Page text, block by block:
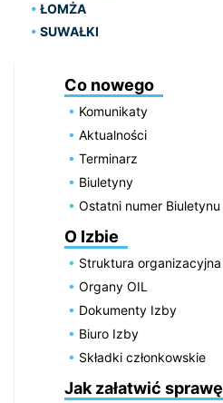
ŁOMŻA
SUWAŁKI
Co nowego
Komunikaty
Aktualności
Terminarz
Biuletyny
Ostatni numer Biuletynu
O Izbie
Struktura organizacyjna
Organy OIL
Dokumenty Izby
Biuro Izby
Składki członkowskie
Jak załatwić sprawę